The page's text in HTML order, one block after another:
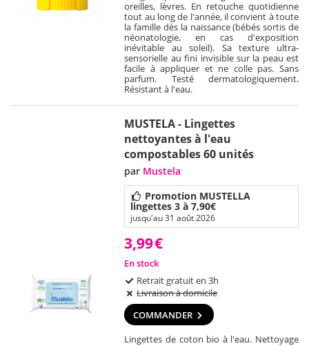
oreilles, lèvres. En retouche quotidienne
tout au long de l'année, il convient à toute
la famille dès la naissance (bébés sortis de
néonatologie, en cas d'exposition
inévitable au soleil). Sa texture ultra-
sensorielle au fini invisible sur la peau est
facile à appliquer et ne colle pas. Sans
parfum. Testé dermatologiquement.
Résistant à l'eau.
MUSTELA - Lingettes
nettoyantes à l'eau
compostables 60 unités
par Mustela
Promotion MUSTELLA
lingettes 3 à 7,90€
jusqu'au 31 août 2026
3,99€
En stock
Retrait gratuit en 3h
Livraison à domicile
COMMANDER
Lingettes de coton bio à l'eau. Nettoyage